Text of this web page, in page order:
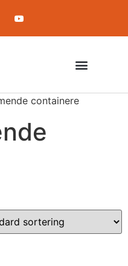
containere